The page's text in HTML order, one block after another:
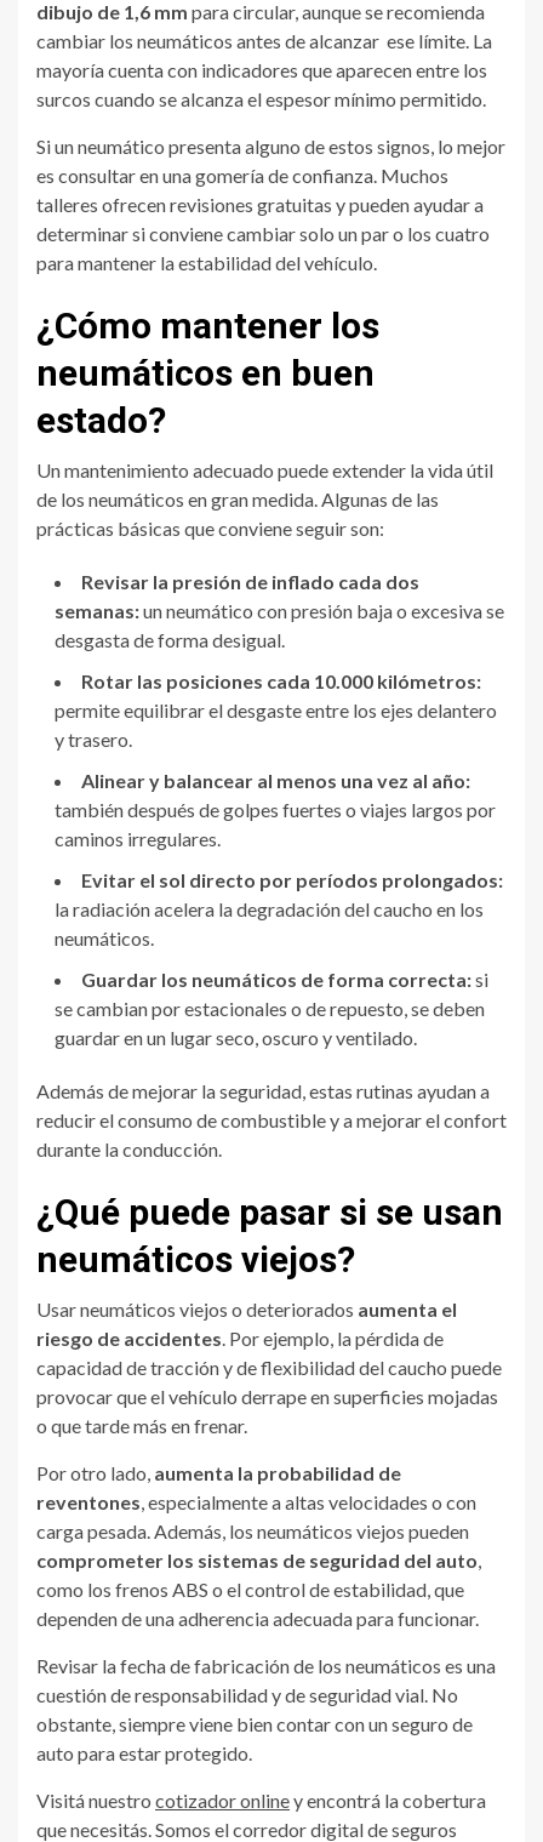
dibujo de 1,6 mm para circular, aunque se recomienda
cambiar los neumáticos antes de alcanzar ese límite. La
mayoría cuenta con indicadores que aparecen entre los
surcos cuando se alcanza el espesor mínimo permitido.
Si un neumático presenta alguno de estos signos, lo mejor
es consultar en una gomería de confianza. Muchos
talleres ofrecen revisiones gratuitas y pueden ayudar a
determinar si conviene cambiar solo un par o los cuatro
para mantener la estabilidad del vehículo.
¿Cómo mantener los
neumáticos en buen
estado?
Un mantenimiento adecuado puede extender la vida útil
de los neumáticos en gran medida. Algunas de las
prácticas básicas que conviene seguir son:
Revisar la presión de inflado cada dos
semanas:un neumático con presión baja o excesiva se
desgasta de forma desigual.
Rotar las posiciones cada 10.000 kilómetros:
permite equilibrar el desgaste entre los ejes delantero
y trasero.
Alinear y balancear al menos una vez al año:
también después de golpes fuertes o viajes largos por
caminos irregulares.
Evitar el sol directo por períodos prolongados:
la radiación acelera la degradación del caucho en los
neumáticos.
Guardar los neumáticos de forma correcta:si
se cambian por estacionales o de repuesto, se deben
guardar en un lugar seco, oscuro y ventilado.
Además de mejorar la seguridad, estas rutinas ayudan a
reducir el consumo de combustible y a mejorar el confort
durante la conducción.
¿Qué puede pasar si se usan
neumáticos viejos?
Usar neumáticos viejos o deteriorados aumenta el
riesgo de accidentes. Por ejemplo, la pérdida de
capacidad de tracción y de flexibilidad del caucho puede
provocar que el vehículo derrape en superficies mojadas
o que tarde más en frenar.
Por otro lado, aumenta la probabilidad de
reventones, especialmente a altas velocidades o con
carga pesada. Además, los neumáticos viejos pueden
comprometer los sistemas de seguridad del auto,
como los frenos ABS o el control de estabilidad, que
dependen de una adherencia adecuada para funcionar.
Revisar la fecha de fabricación de los neumáticos es una
cuestión de responsabilidad y de seguridad vial. No
obstante, siempre viene bien contar con un seguro de
auto para estar protegido.
Visitá nuestro cotizador onliney encontrá la cobertura
que necesitás. Somos el corredor digital de seguros